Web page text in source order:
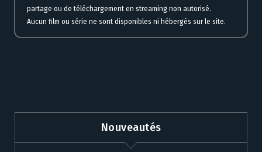
partage ou de téléchargement en streaming non autorisé.
Aucun film ou série ne sont disponibles ni hébergés sur le site.
Nouveautés